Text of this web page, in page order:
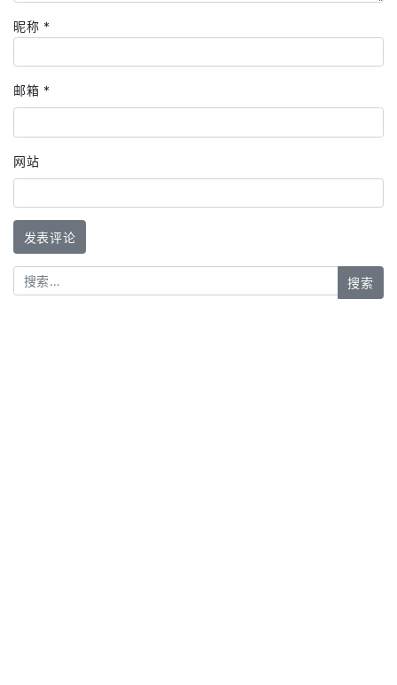
昵称 *
邮箱 *
网站